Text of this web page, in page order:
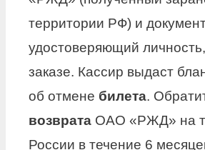
территории РФ) и
удостоверяющий
заказе. Кассир выдаст
об отмене билета.
возврата ОАО «РЖД» на
России в течение 6